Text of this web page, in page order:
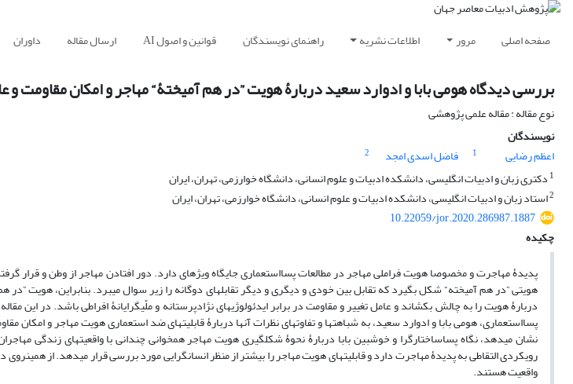
صفحه اصلی مرور اطلاعات نشریه راهنمای نویسندگان قوانین و اصول AI ارسال مقاله داوران
بررسی دیدگاه هومی بابا و ادوارد سعید دربارۀ هویت ”در هم آمیختۀ“ مهاجر و امکان مقاومت و
نوع مقاله : مقاله علمی پژوهشی
نویسندگان
اعظم رضایی
1 فاضل اسدی امجد
2
1 دکتری زبان و ادبیات انگلیسی، دانشکده ادبیات و علوم انسانی، دانشگاه خوارزمی، تهران، ایران
2استاد زبان و ادبیات انگلیسی، دانشکده ادبیات و علوم انسانی، دانشگاه خوارزمی، تهران، ایران
10.22059/jor.2020.286987.1887
چکیده
پدیدۀ مهاجرت و مخصوصا هویت فراملی مهاجر در مطالعات پسااستعماری جایگاه ویژه­ای دارد. دور افتادن مهاجر از وطن و قرار
هویتی ”در هم آمیخته“ شکل بگیرد که تقابل بین خودی و دیگری و دیگر تقابل­های دوگانه را زیر سوال می­­برد. بنابراین، هویت ”در
دربارۀ هویت را به چالش بکشاند و عامل تغییر و مقاومت در برابر ایدئولوژی­های نژادپرستانه و ملّی­گرایانۀ افراطی باشد. در این
پسااستعماری، هومی بابا و ادوارد سعید، به شباهت­ها و تفاوت­های نظرات آن­ها دربارۀ قابلیت­های ضد استعماری هویت مهاجر و امکان
نشان می­دهد، نگاه پساساختارگرا و خوش­بین بابا دربارۀ نحوۀ شکل­گیری هویت مهاجر همخوانی چندانی با واقعیت­های زندگی
رویکردی التقاطی به پدیدۀ مهاجرت دارد و قابلیت­های هویت مهاجر را بیشتر از منظر انسان­گرایی مورد بررسی قرار می­دهد. از همین­روی
واقعیت هستند.